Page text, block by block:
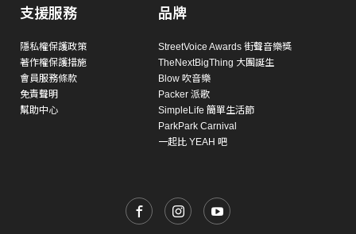
支援服務
隱私權保護政策
著作權保護措施
會員服務條款
免責聲明
幫助中心
品牌
StreetVoice Awards 街聲音樂獎
TheNextBigThing 大團誕生
Blow 吹音樂
Packer 派歌
SimpleLife 簡單生活節
ParkPark Carnival
一起比 YEAH 吧